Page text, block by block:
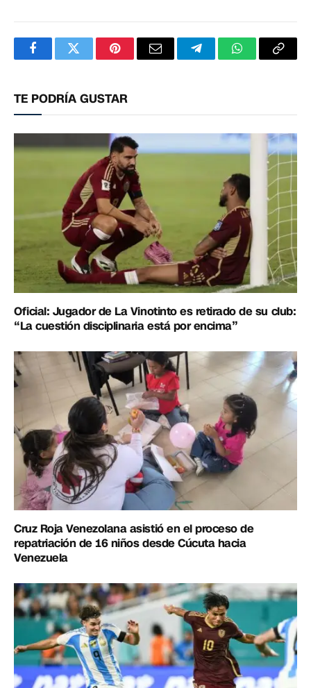
FacebookTwitterPinterestCorreoTelegramWhatsApp
TE PODRÍA GUSTAR
Oficial: Jugador de La Vinotinto es retirado de su club:
“La cuestión disciplinaria está por encima”
Cruz Roja Venezolana asistió en el proceso de
repatriación de 16 niños desde Cúcuta hacia
Venezuela